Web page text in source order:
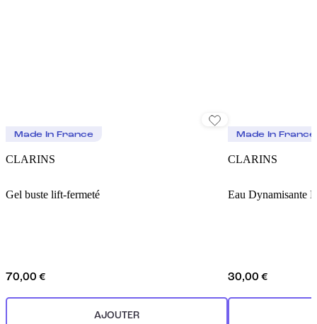
Made In France
CLARINS
Gel buste lift-fermeté
70,00 €
AJOUTER
Made In France
CLARINS
Eau Dynamisante
30,00 €